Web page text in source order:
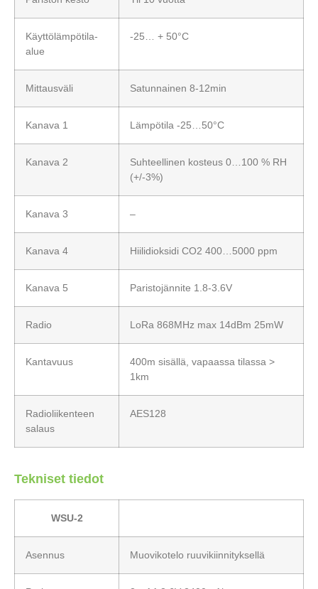
Käyttölämpötila-
alue
-25… + 50°C
Mittausväli Satunnainen 8-12min
Kanava 1 Lämpötila -25…50°C
Kanava 2
Suhteellinen kosteus 0…100 % RH
(+/-3%)
Kanava 3 –
Kanava 4 Hiilidioksidi CO2 400…5000 ppm
Kanava 5 Paristojännite 1.8-3.6V
Radio LoRa 868MHz max 14dBm 25mW
Kantavuus
400m sisällä, vapaassa tilassa >
1km
Radioliikenteen
salaus
AES128
Tekniset tiedot
WSU-2
Asennus Muovikotelo ruuvikiinnityksellä